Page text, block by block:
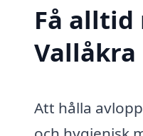
Få alltid
Vallåkra
Att hålla